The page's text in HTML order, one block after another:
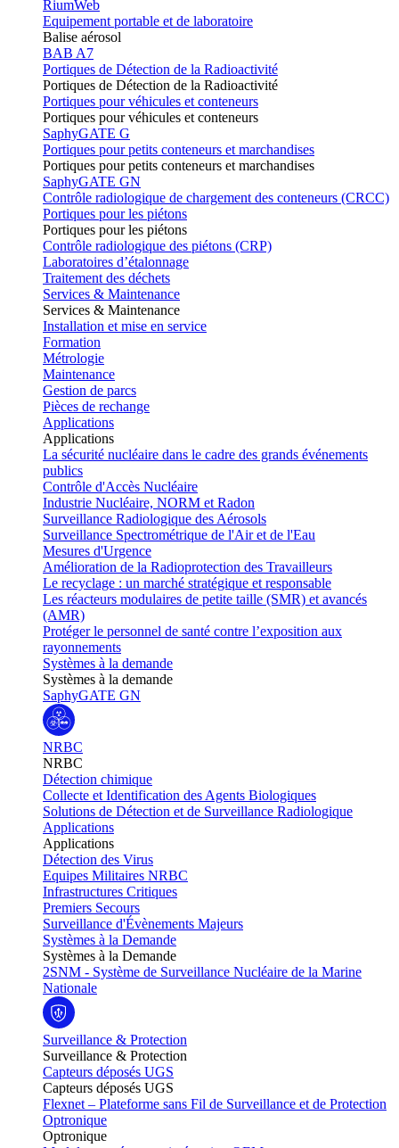
RiumWeb
Equipement portable et de laboratoire
Balise aérosol
BAB A7
Portiques de Détection de la Radioactivité
Portiques de Détection de la Radioactivité
Portiques pour véhicules et conteneurs
Portiques pour véhicules et conteneurs
SaphyGATE G
Portiques pour petits conteneurs et marchandises
Portiques pour petits conteneurs et marchandises
SaphyGATE GN
Contrôle radiologique de chargement des conteneurs (CRCC)
Portiques pour les piétons
Portiques pour les piétons
Contrôle radiologique des piétons (CRP)
Laboratoires d’étalonnage
Traitement des déchets
Services & Maintenance
Services & Maintenance
Installation et mise en service
Formation
Métrologie
Maintenance
Gestion de parcs
Pièces de rechange
Applications
Applications
La sécurité nucléaire dans le cadre des grands événements
publics
Contrôle d'Accès Nucléaire
Industrie Nucléaire, NORM et Radon
Surveillance Radiologique des Aérosols
Surveillance Spectrométrique de l'Air et de l'Eau
Mesures d'Urgence
Amélioration de la Radioprotection des Travailleurs
Le recyclage : un marché stratégique et responsable
Les réacteurs modulaires de petite taille (SMR) et avancés
(AMR)
Protéger le personnel de santé contre l’exposition aux
rayonnements
Systèmes à la demande
Systèmes à la demande
SaphyGATE GN
NRBC
NRBC
Détection chimique
Collecte et Identification des Agents Biologiques
Solutions de Détection et de Surveillance Radiologique
Applications
Applications
Détection des Virus
Equipes Militaires NRBC
Infrastructures Critiques
Premiers Secours
Surveillance d'Évènements Majeurs
Systèmes à la Demande
Systèmes à la Demande
2SNM - Système de Surveillance Nucléaire de la Marine
Nationale
Surveillance & Protection
Surveillance & Protection
Capteurs déposés UGS
Capteurs déposés UGS
Flexnet – Plateforme sans Fil de Surveillance et de Protection
Optronique
Optronique